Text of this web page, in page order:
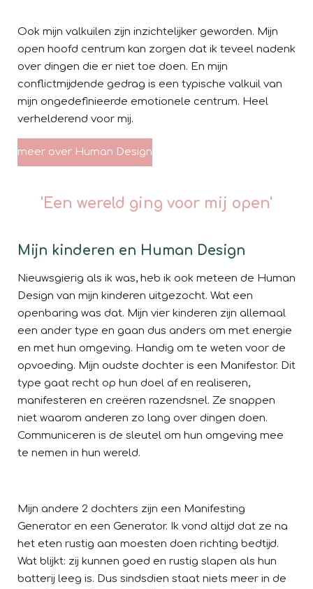
Ook mijn valkuilen zijn inzichtelijker geworden. Mijn
open hoofd centrum kan zorgen dat ik teveel nadenk
over dingen die er niet toe doen. En mijn
conflictmijdende gedrag is een typische valkuil van
mijn ongedefinieerde emotionele centrum. Heel
verhelderend voor mij.
meer over Human Design
'Een wereld ging voor mij open'
Mijn kinderen en Human Design
Nieuwsgierig als ik was, heb ik ook meteen de Human
Design van mijn kinderen uitgezocht. Wat een
openbaring was dat. Mijn vier kinderen zijn allemaal
een ander type en gaan dus anders om met energie
en met hun omgeving. Handig om te weten voor de
opvoeding. Mijn oudste dochter is een Manifestor. Dit
type gaat recht op hun doel af en realiseren,
manifesteren en creëren razendsnel. Ze snappen
niet waarom anderen zo lang over dingen doen.
Communiceren is de sleutel om hun omgeving mee
te nemen in hun wereld.
Mijn andere 2 dochters zijn een Manifesting
Generator en een Generator. Ik vond altijd dat ze na
het eten rustig aan moesten doen richting bedtijd.
Wat blijkt: zij kunnen goed en rustig slapen als hun
batterij leeg is. Dus sindsdien staat niets meer in de